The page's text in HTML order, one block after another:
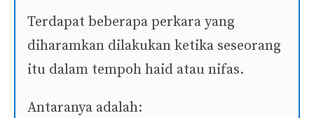
Terdapat beberapa perkara yang
diharamkan dilakukan ketika seseorang
itu dalam tempoh haid atau nifas.
Antaranya adalah: